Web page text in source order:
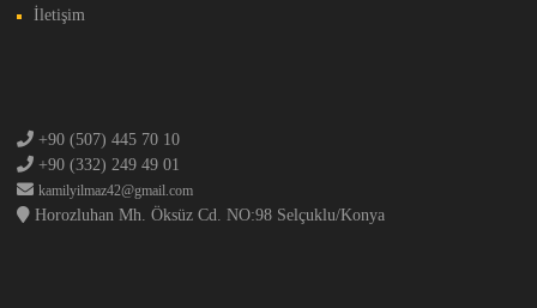
İletişim
+90 (507) 445 70 10
+90 (332) 249 49 01
kamilyilmaz42@gmail.com
Horozluhan Mh. Öksüz Cd. NO:98 Selçuklu/Konya